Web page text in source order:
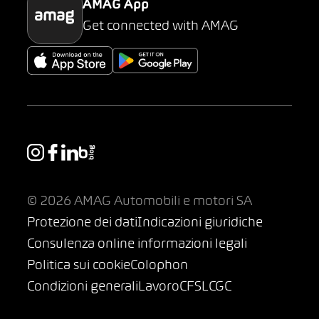
AMAG App
Get connected with AMAG
© 2026 AMAG Automobili e motori SA
Protezione dei datiIndicazioni giuridiche
Consulenza online informazioni legali
Politica sui cookieColophon
Condizioni generaliLavoroCFSLCGC